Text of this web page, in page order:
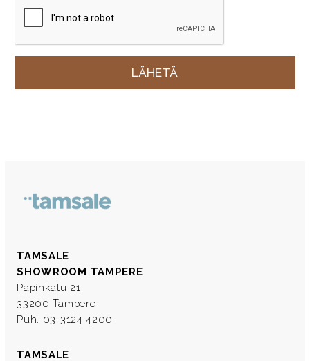
TAMSALE
SHOWROOM TAMPERE
Papinkatu 21
33200 Tampere
Puh. 03-3124 4200
TAMSALE